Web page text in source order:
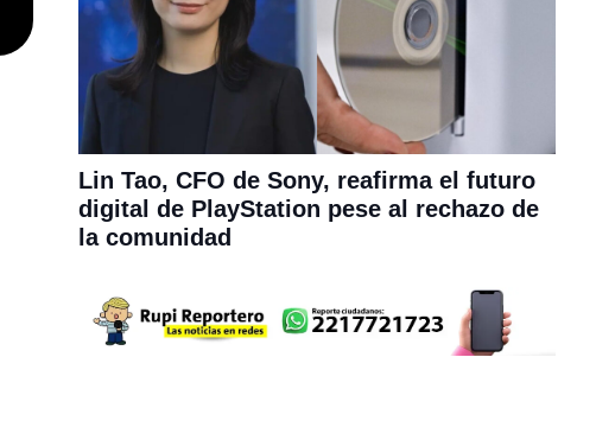
Lin Tao, CFO de Sony, reafirma el futuro
digital de PlayStation pese al rechazo de
la comunidad